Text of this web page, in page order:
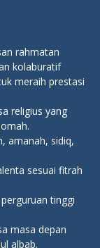
rahmatan
kolaburatif
meraih prestasi
religius yang
amanah, sidiq,
sesuai fitrah
tinggi
masa depan
albab.